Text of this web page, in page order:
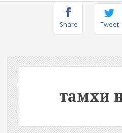
Share Tweet
тамхи